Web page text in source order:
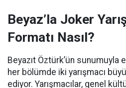
Beyaz’la Joker
Formatı Nasıl?
Beyazıt Öztürk’ün sunumuyla
her bölümde iki yarışmacı
ediyor. Yarışmacılar, genel